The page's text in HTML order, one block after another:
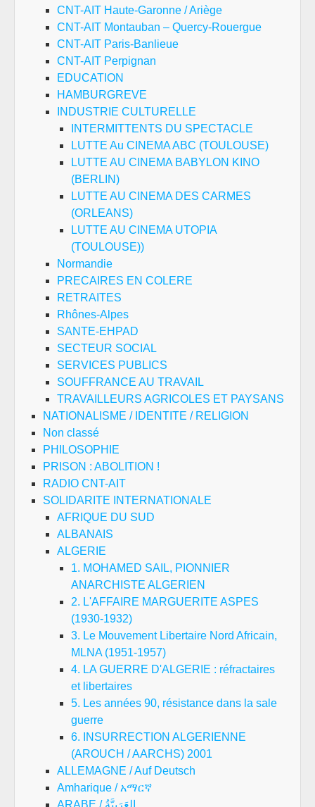
CNT-AIT Haute-Garonne / Ariège
CNT-AIT Montauban – Quercy-Rouergue
CNT-AIT Paris-Banlieue
CNT-AIT Perpignan
EDUCATION
HAMBURGREVE
INDUSTRIE CULTURELLE
INTERMITTENTS DU SPECTACLE
LUTTE Au CINEMA ABC (TOULOUSE)
LUTTE AU CINEMA BABYLON KINO
(BERLIN)
LUTTE AU CINEMA DES CARMES
(ORLEANS)
LUTTE AU CINEMA UTOPIA
(TOULOUSE))
Normandie
PRECAIRES EN COLERE
RETRAITES
Rhônes-Alpes
SANTE-EHPAD
SECTEUR SOCIAL
SERVICES PUBLICS
SOUFFRANCE AU TRAVAIL
TRAVAILLEURS AGRICOLES ET PAYSANS
NATIONALISME / IDENTITE / RELIGION
Non classé
PHILOSOPHIE
PRISON : ABOLITION !
RADIO CNT-AIT
SOLIDARITE INTERNATIONALE
AFRIQUE DU SUD
ALBANAIS
ALGERIE
1. MOHAMED SAIL, PIONNIER
ANARCHISTE ALGERIEN
2. L'AFFAIRE MARGUERITE ASPES
(1930-1932)
3. Le Mouvement Libertaire Nord Africain,
MLNA (1951-1957)
4. LA GUERRE D'ALGERIE : réfractaires
et libertaires
5. Les années 90, résistance dans la sale
guerre
6. INSURRECTION ALGERIENNE
(AROUCH / AARCHS) 2001
ALLEMAGNE / Auf Deutsch
Amharique / አማርኛ
ARABE / العَرَبِيَّةُ